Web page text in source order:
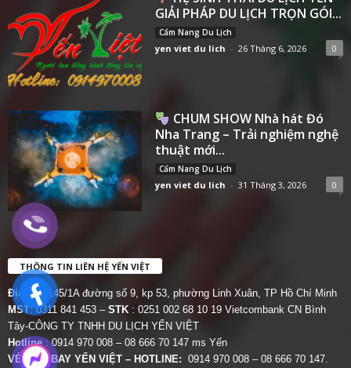
GIẢI PHÁP DU LỊCH TRỌN GÓI...
Cẩm Nang Du Lịch
yen viet du lich - 26 Tháng 6, 2026 0
CHUM SHOW Nhà hát Đó
Nha Trang – Trải nghiệm nghệ
thuật mới...
Cẩm Nang Du Lịch
yen viet du lich - 31 Tháng 3, 2026 0
THÔNG TIN LIÊN HỆ YẾN VIỆT
Địa chỉ:
145/1A đường số 9, kp 53, phường Linh Xuân, TP Hồ Chí Minh
MST: 0311 841 453 – STK : 0251 002 68 10 19 Vietcombank CN Bình
Tây-CÔNG TY TNHH DU LỊCH YẾN VIỆT
Hotline : 0914 970 008 – 08 666 70 147 ms Yến
VÉ MÁY BAY YẾN VIỆT – HOTLINE: 0914 970 008 – 08 666 70 147.